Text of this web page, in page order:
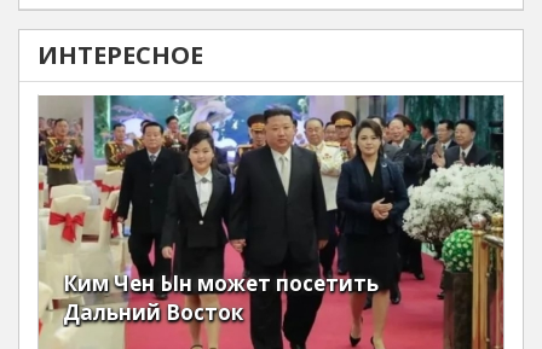
ИНТЕРЕСНОЕ
Ким Чен Ын может посетить
Дальний Восток